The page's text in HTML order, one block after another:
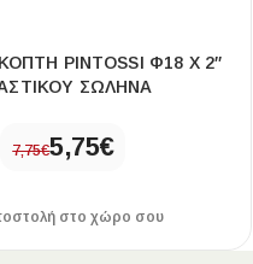
PINTOSSI Φ18 X 2″
ΣΩΛΗΝΑ
7,75€5,75€
στο χώρο σου